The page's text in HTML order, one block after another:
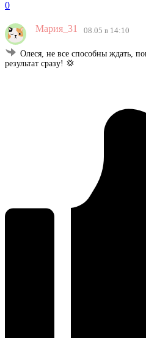
0
Мария_31 08.05 в 14:10
Олеся, не все способны ждать,
результат сразу! 💢